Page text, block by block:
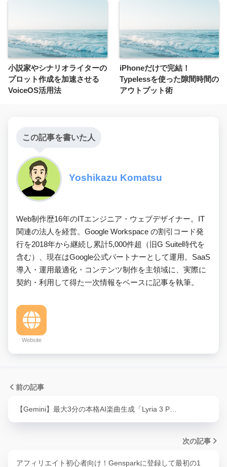
小説家やシナリオライターの
プロット作成を加速させる
VoiceOS活用法
iPhoneだけで完結！
Typelessを使った隙間時間の
アウトプット術
この記事を書いた人
Yoshikazu Komatsu
Web制作歴16年のITエンジニア・ウェブデザイナー。IT
関連の法人を経営。Google Workspace の割引コード発
行を2018年から継続し累計5,000件超（旧G Suite時代を
含む）、現在はGoogle公式パートナーとして運用。SaaS
導入・運用最適化・コンテンツ制作を主領域に、実際に
契約・利用して得た一次情報をベースに記事を執筆。
Website
前の記事
【Gemini】最大3分の本格AI楽曲生成「Lyria 3 P…
次の記事
アフィリエイト初心者向け！Gensparkに登録して最初の1